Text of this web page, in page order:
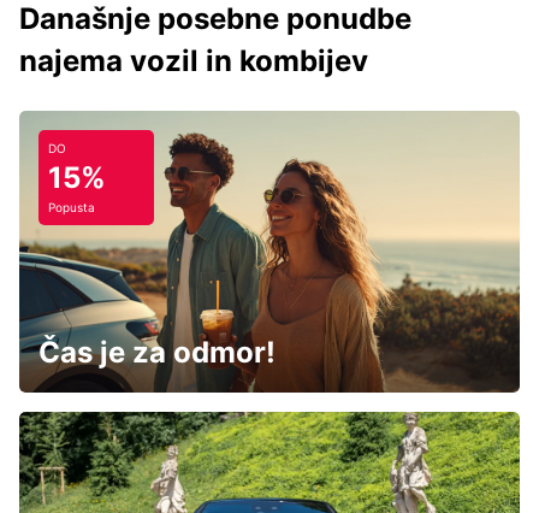
Današnje posebne ponudbe
najema vozil in kombijev
DO
15%
Popusta
Čas je za odmor!